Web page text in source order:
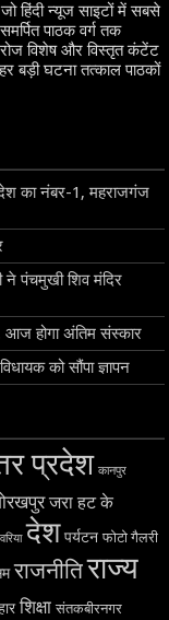
हिंदी न्यूज साइटों में सबसे
पाठक वर्ग तक
विशेष और विस्तृत कंटेंट
बड़ी घटना तत्काल पाठकों
का नंबर-1, महराजगंज
पंचमुखी शिव मंदिर
आज होगा अंतिम संस्कार
को सौंपा ज्ञापन
प्रदेश कानपुर
जरा हट के
देश पर्यटन फोटो गैलरी
राजनीतिराज्य
शिक्षा संतकबीरनगर